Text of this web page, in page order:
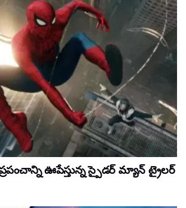
ఊపేస్తున్న స్పైడర్ మ్యాన్ ట్రైలర్